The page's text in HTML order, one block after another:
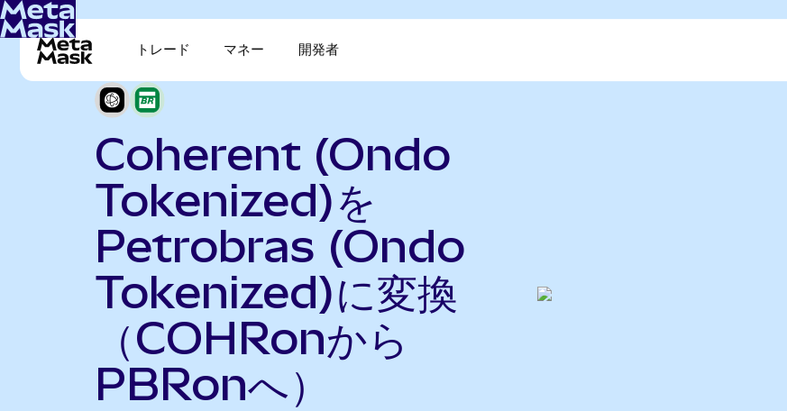
トレード マネー 開発者
Coherent (Ondo
Tokenized)を
Petrobras (Ondo
Tokenized)に変換
（COHRonから
PBRonへ）